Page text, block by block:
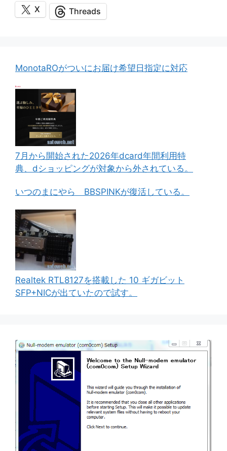
X Threads
MonotaROがついにお届け希望日指定に対応
7月から開始された2026年dcard年間利用特
典、dショッピングが対象から外されている。
いつのまにやら BBSPINKが復活している。
Realtek RTL8127を搭載した 10 ギガビット
SFP+NICが出ていたので試す。